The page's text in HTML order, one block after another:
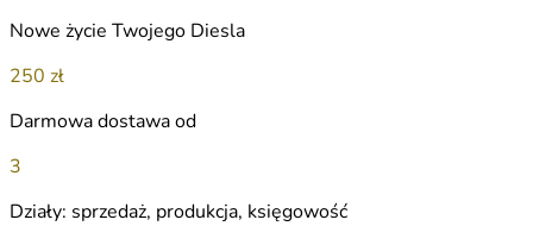
Nowe życie Twojego Diesla
250 zł
Darmowa dostawa od
3
Działy: sprzedaż, produkcja, księgowość